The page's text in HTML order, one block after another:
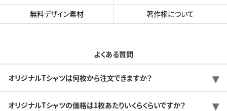
無料デザイン素材
著作権について
よくある質問
オリジナルTシャツは何枚から注文できますか？
オリジナルTシャツの価格は1枚あたりいくらくらいですか？